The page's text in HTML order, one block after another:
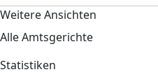
Weitere Ansichten
Alle Amtsgerichte
Statistiken